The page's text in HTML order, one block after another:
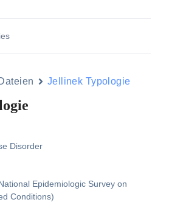
Jellinek Typologie
Disorder
Epidemiologic Survey on
Conditions)